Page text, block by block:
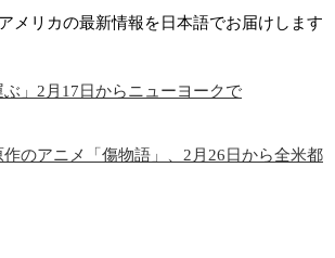
メリカの最新情報を日本語でお届けします
」2月17日からニューヨークで
のアニメ「傷物語」、2月26日から全米都